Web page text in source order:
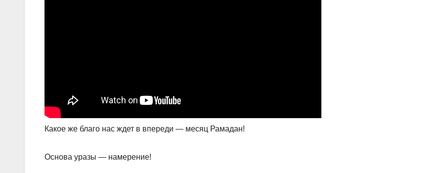
Какое же благо нас ждет в впереди — месяц Рамадан!
Основа уразы — намерение!